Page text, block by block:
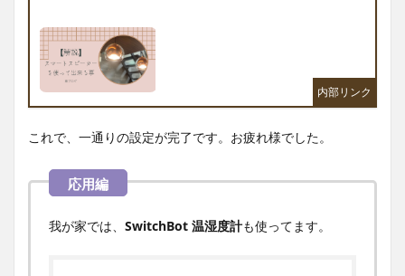
これで、一通りの設定が完了です。お疲れ様でした。
我が家では、 SwitchBot 温湿度計も使ってます。